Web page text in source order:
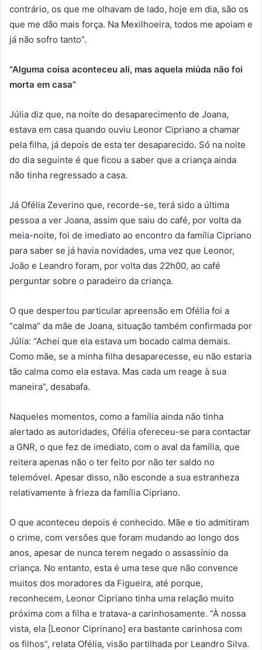
contrário, os que me olhavam de lado, hoje em dia, são os
que me dão mais força. Na Mexilhoeira, todos me apoiam e
já não sofro tanto”.
“Alguma coisa aconteceu ali, mas aquela miúda não foi
morta em casa”
Júlia diz que, na noite do desaparecimento de Joana,
estava em casa quando ouviu Leonor Cipriano a chamar
pela filha, já depois de esta ter desaparecido. Só na noite
do dia seguinte é que ficou a saber que a criança ainda
não tinha regressado a casa.
Já Ofélia Zeverino que, recorde-se, terá sido a última
pessoa a ver Joana, assim que saiu do café, por volta da
meia-noite, foi de imediato ao encontro da família Cipriano
para saber se já havia novidades, uma vez que Leonor,
João e Leandro foram, por volta das 22h00, ao café
perguntar sobre o paradeiro da criança.
O que despertou particular apreensão em Ofélia foi a
“calma” da mãe de Joana, situação também confirmada por
Júlia: “Achei que ela estava um bocado calma demais.
Como mãe, se a minha filha desaparecesse, eu não estaria
tão calma como ela estava. Mas cada um reage à sua
maneira”, desabafa.
Naqueles momentos, como a família ainda não tinha
alertado as autoridades, Ofélia ofereceu-se para contactar
a GNR, o que fez de imediato, com o aval da família, que
reitera apenas não o ter feito por não ter saldo no
telemóvel. Apesar disso, não esconde a sua estranheza
relativamente à frieza da família Cipriano.
O que aconteceu depois é conhecido. Mãe e tio admitiram
o crime, com versões que foram mudando ao longo dos
anos, apesar de nunca terem negado o assassínio da
criança. No entanto, esta é uma tese que não convence
muitos dos moradores da Figueira, até porque,
reconhecem, Leonor Cipriano tinha uma relação muito
próxima com a filha e tratava-a carinhosamente. “À nossa
vista, ela [Leonor Ciprinano] era bastante carinhosa com
os filhos”, relata Ofélia, visão partilhada por Leandro Silva.